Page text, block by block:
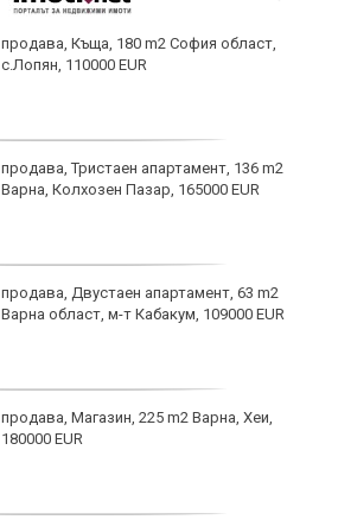
продава, Къща, 180 m2 София област,
с.Лопян, 110000 EUR
продава, Тристаен апартамент, 136 m2
Варна, Колхозен Пазар, 165000 EUR
продава, Двустаен апартамент, 63 m2
Варна област, м-т Кабакум, 109000 EUR
продава, Магазин, 225 m2 Варна, Хеи,
180000 EUR